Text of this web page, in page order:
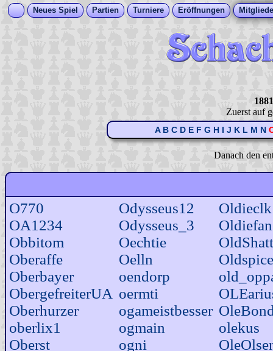
Neues Spiel Partien Turniere Eröffnungen
Zuerst auf
A B C D E F G H I J K L M N
Danach den
O770
OA1234
Obbitom
Oberaffe
Oberbayer
ObergefreiterUA
Oberhurzer
oberlix1
Oberst
Odysseus12
Odysseus_3
Oechtie
Oelln
oendorp
oermti
ogameistbesser
ogmain
ogni
Oldieclk
Oldiefan
olekus